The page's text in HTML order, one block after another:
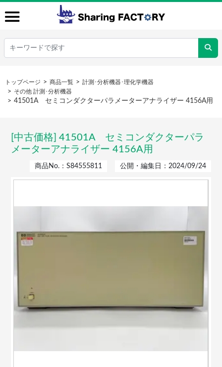
トップページ 商品一覧
計測･分析機器･理化学機器
その他 計測･分析機器
41501A セミコンダクターパラメーターアナライザー 4156A用
[中古価格] 41501A セミコンダクターパラ
メーターアナライザー 4156A用
商品No.：S84555811 公開・編集日：2024/09/24